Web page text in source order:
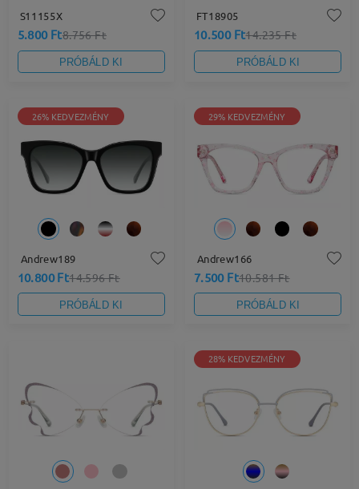
S11155X
5.800 Ft8.756 Ft
PRÓBÁLD KI
FT18905
10.500 Ft14.235 Ft
PRÓBÁLD KI
26% KEDVEZMÉNY
Andrew189
10.800 Ft14.596 Ft
PRÓBÁLD KI
29% KEDVEZMÉNY
Andrew166
7.500 Ft10.581 Ft
PRÓBÁLD KI
28% KEDVEZMÉNY